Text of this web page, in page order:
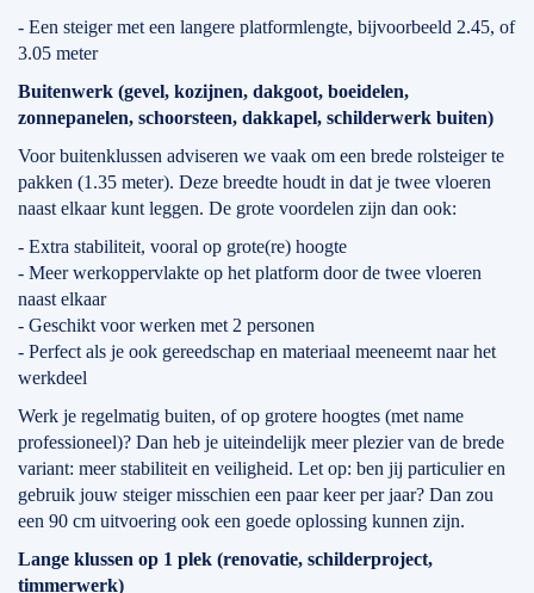
- Een steiger met een langere platformlengte, bijvoorbeeld 2.45, of
3.05 meter
Buitenwerk (gevel, kozijnen, dakgoot, boeidelen,
zonnepanelen, schoorsteen, dakkapel, schilderwerk buiten)
Voor buitenklussen adviseren we vaak om een brede rolsteiger te
pakken (1.35 meter). Deze breedte houdt in dat je twee vloeren
naast elkaar kunt leggen. De grote voordelen zijn dan ook:
- Extra stabiliteit, vooral op grote(re) hoogte
- Meer werkoppervlakte op het platform door de twee vloeren
naast elkaar
- Geschikt voor werken met 2 personen
- Perfect als je ook gereedschap en materiaal meeneemt naar het
werkdeel
Werk je regelmatig buiten, of op grotere hoogtes (met name
professioneel)? Dan heb je uiteindelijk meer plezier van de brede
variant: meer stabiliteit en veiligheid. Let op: ben jij particulier en
gebruik jouw steiger misschien een paar keer per jaar? Dan zou
een 90 cm uitvoering ook een goede oplossing kunnen zijn.
Lange klussen op 1 plek (renovatie, schilderproject,
timmerwerk)